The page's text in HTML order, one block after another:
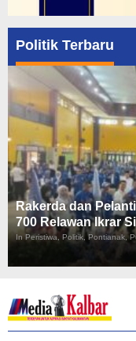
Politik Terbaru
Rakerda dan
700 Relawan Ikrar
In Peristiwa, Politik, Pontianak,